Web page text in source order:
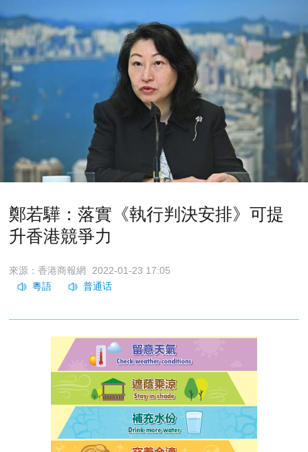
鄭若驊：落實《執行判決安排》可提
升香港競爭力
來源：香港商報網 2022-01-23 17:05